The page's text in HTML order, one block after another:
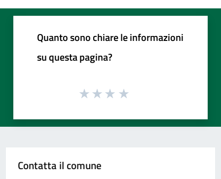
Quanto sono chiare le informazioni
su questa pagina?
Contatta il comune